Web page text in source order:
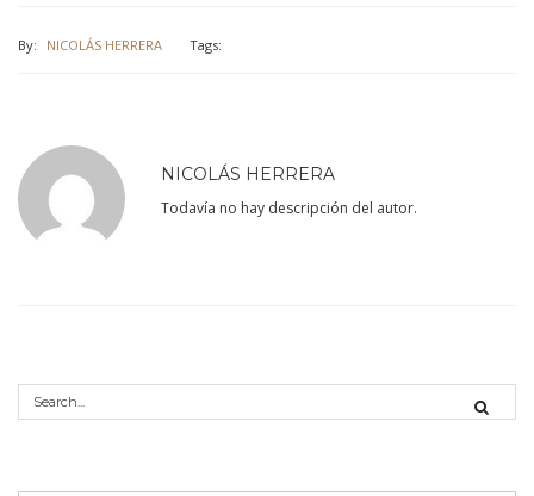
By: NICOLÁS HERRERA Tags:
NICOLÁS HERRERA
Todavía no hay descripción del autor.